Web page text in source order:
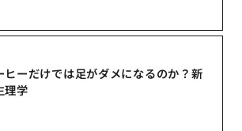
ヒーだけでは足がダメになるのか？新
理学